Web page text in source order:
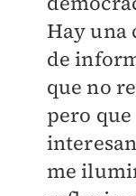
Hay una
de
que no
pero
me